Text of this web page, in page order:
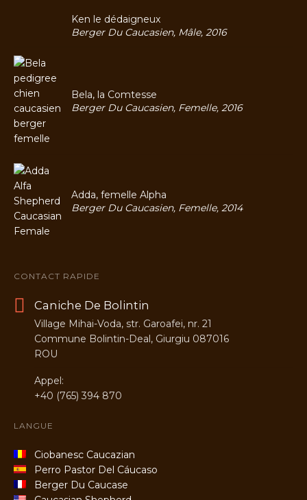
Ken le dédaigneux
Berger Du Caucasien, Mâle, 2016
Bela, la Comtesse
Berger Du Caucasien, Femelle, 2016
Adda, femelle Alpha
Berger Du Caucasien, Femelle, 2014
CONTACT RAPIDE
Caniche De Bolintin
Village Mihai-Voda, str. Garoafei, nr. 21
Commune Bolintin-Deal, Giurgiu 087016
ROU
Appel:
+40 (765) 394 870
LANGUE
Ciobanesc Caucazian
Perro Pastor Del Cáucaso
Berger Du Caucase